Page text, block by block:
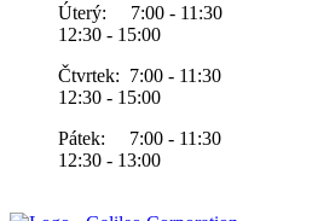
Úterý: 7:00 - 11:30
12:30 - 15:00
Čtvrtek: 7:00 - 11:30
12:30 - 15:00
Pátek: 7:00 - 11:30
12:30 - 13:00